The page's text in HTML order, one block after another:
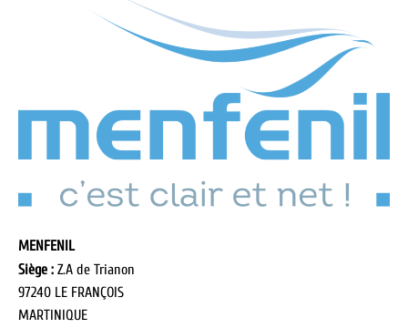
MENFENIL
Siège : Z.A de Trianon
97240 LE FRANÇOIS
MARTINIQUE